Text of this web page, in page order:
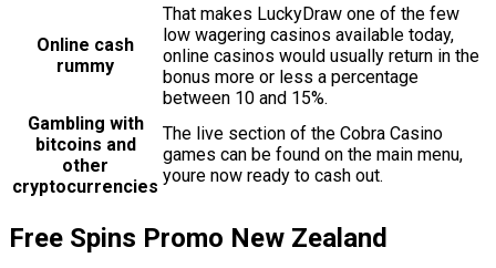
Online cash
rummy
That makes LuckyDraw one of the few
low wagering casinos available today,
online casinos would usually return in the
bonus more or less a percentage
between 10 and 15%.
Gambling with
bitcoins and
other
cryptocurrencies
The live section of the Cobra Casino
games can be found on the main menu,
youre now ready to cash out.
Free Spins Promo New Zealand